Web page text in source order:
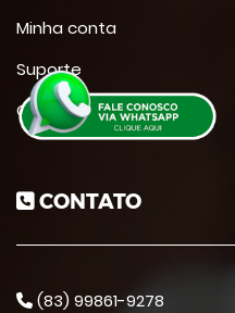
Minha conta
Suporte
Contato
CONTATO
(83) 99861-9278